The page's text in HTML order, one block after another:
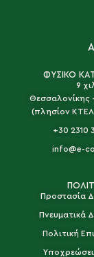
ΦΥΣΙΚΟ
9
Θεσσαλονίκης
(πλησίον ΚΤΕΛ
+30 2310
info@e-
Προστασία
Πνευματικά
Πολιτική